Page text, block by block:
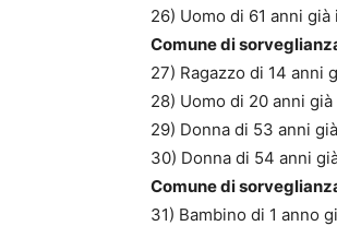
26) Uomo di 61 anni
Comune di
27) Ragazzo di 14 anni
28) Uomo di 20 anni
29) Donna di 53 anni
30) Donna di 54 anni
Comune di
31) Bambino di 1 anno